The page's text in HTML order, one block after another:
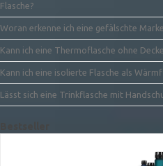
Flasche?
Woran erkenne ich eine gefälschte
Kann ich eine Thermoflasche ohne
Kann ich eine isolierte Flasche als
Lässt sich eine Trinkflasche mit